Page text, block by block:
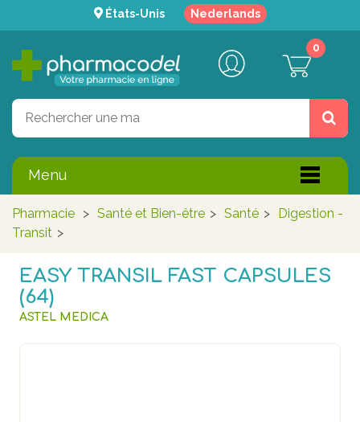
États-Unis Nederlands
0
Menu
Pharmacie > Santé et Bien-être > Santé > Digestion -
Transit >
EASY TRANSIL FAST CAPSULES
(64)
ASTEL MEDICA